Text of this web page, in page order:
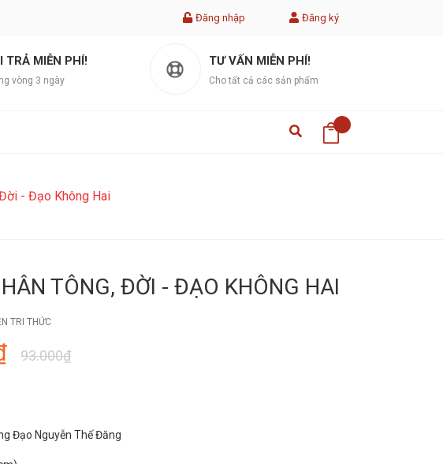
Đăng nhập Đăng ký
TRẢ MIỄN PHÍ!
vòng 3 ngày
TƯ VẤN MIỄN PHÍ!
Cho tất cả các sản phẩm
- Đạo Không Hai
TÔNG, ĐỜI - ĐẠO KHÔNG HAI
TRI THỨC
93.000₫
Đạo Nguyễn Thế Đăng